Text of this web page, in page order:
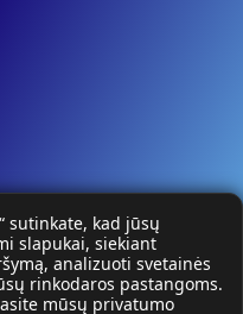
sutinkate, kad jūsų
slapukai, siekiant
analizuoti svetainės
rinkodaros pastangoms.
mūsų privatumo